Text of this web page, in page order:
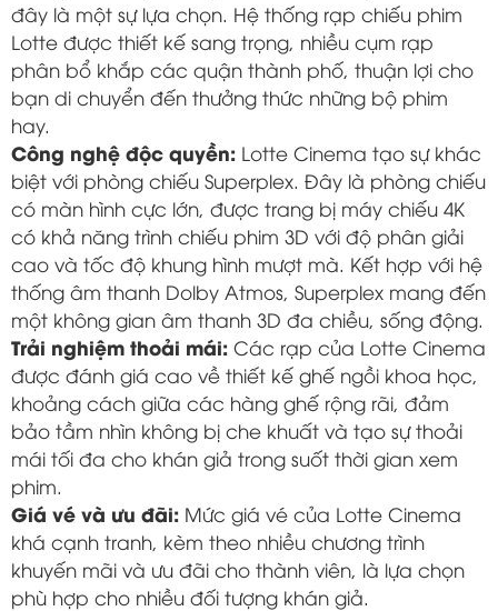
đây là một sự lựa chọn. Hệ thống rạp chiếu phim
Lotte được thiết kế sang trọng, nhiều cụm rạp
phân bổ khắp các quận thành phố, thuận lợi cho
bạn di chuyển đến thưởng thức những bộ phim
hay.
Công nghệ độc quyền: Lotte Cinema tạo sự khác
biệt với phòng chiếu Superplex. Đây là phòng chiếu
có màn hình cực lớn, được trang bị máy chiếu 4K
có khả năng trình chiếu phim 3D với độ phân giải
cao và tốc độ khung hình mượt mà. Kết hợp với hệ
thống âm thanh Dolby Atmos, Superplex mang đến
một không gian âm thanh 3D đa chiều, sống động.
Trải nghiệm thoải mái: Các rạp của Lotte Cinema
được đánh giá cao về thiết kế ghế ngồi khoa học,
khoảng cách giữa các hàng ghế rộng rãi, đảm
bảo tầm nhìn không bị che khuất và tạo sự thoải
mái tối đa cho khán giả trong suốt thời gian xem
phim.
Giá vé và ưu đãi: Mức giá vé của Lotte Cinema
khá cạnh tranh, kèm theo nhiều chương trình
khuyến mãi và ưu đãi cho thành viên, là lựa chọn
phù hợp cho nhiều đối tượng khán giả.